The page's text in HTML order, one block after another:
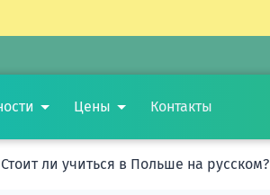
Цены Контакты
ли учиться в Польше на русском?